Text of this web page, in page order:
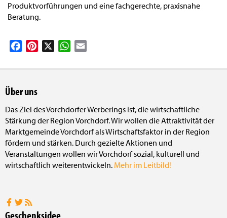
Produktvorführungen und eine fachgerechte, praxisnahe
Beratung.
FacebookPinterest WhatsApp
Über uns
Das Ziel des Vorchdorfer Werberings ist, die wirtschaftliche
Stärkung der Region Vorchdorf. Wir wollen die Attraktivität der
Marktgemeinde Vorchdorf als Wirtschaftsfaktor in der Region
fördern und stärken. Durch gezielte Aktionen und
Veranstaltungen wollen wir Vorchdorf sozial, kulturell und
wirtschaftlich weiterentwickeln. Mehr im Leitbild!
Geschenksidee